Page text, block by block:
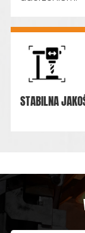
STABILNA